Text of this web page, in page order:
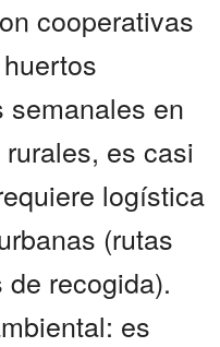
cooperativas
semanales en
es casi
logística
(rutas
recogida).
es